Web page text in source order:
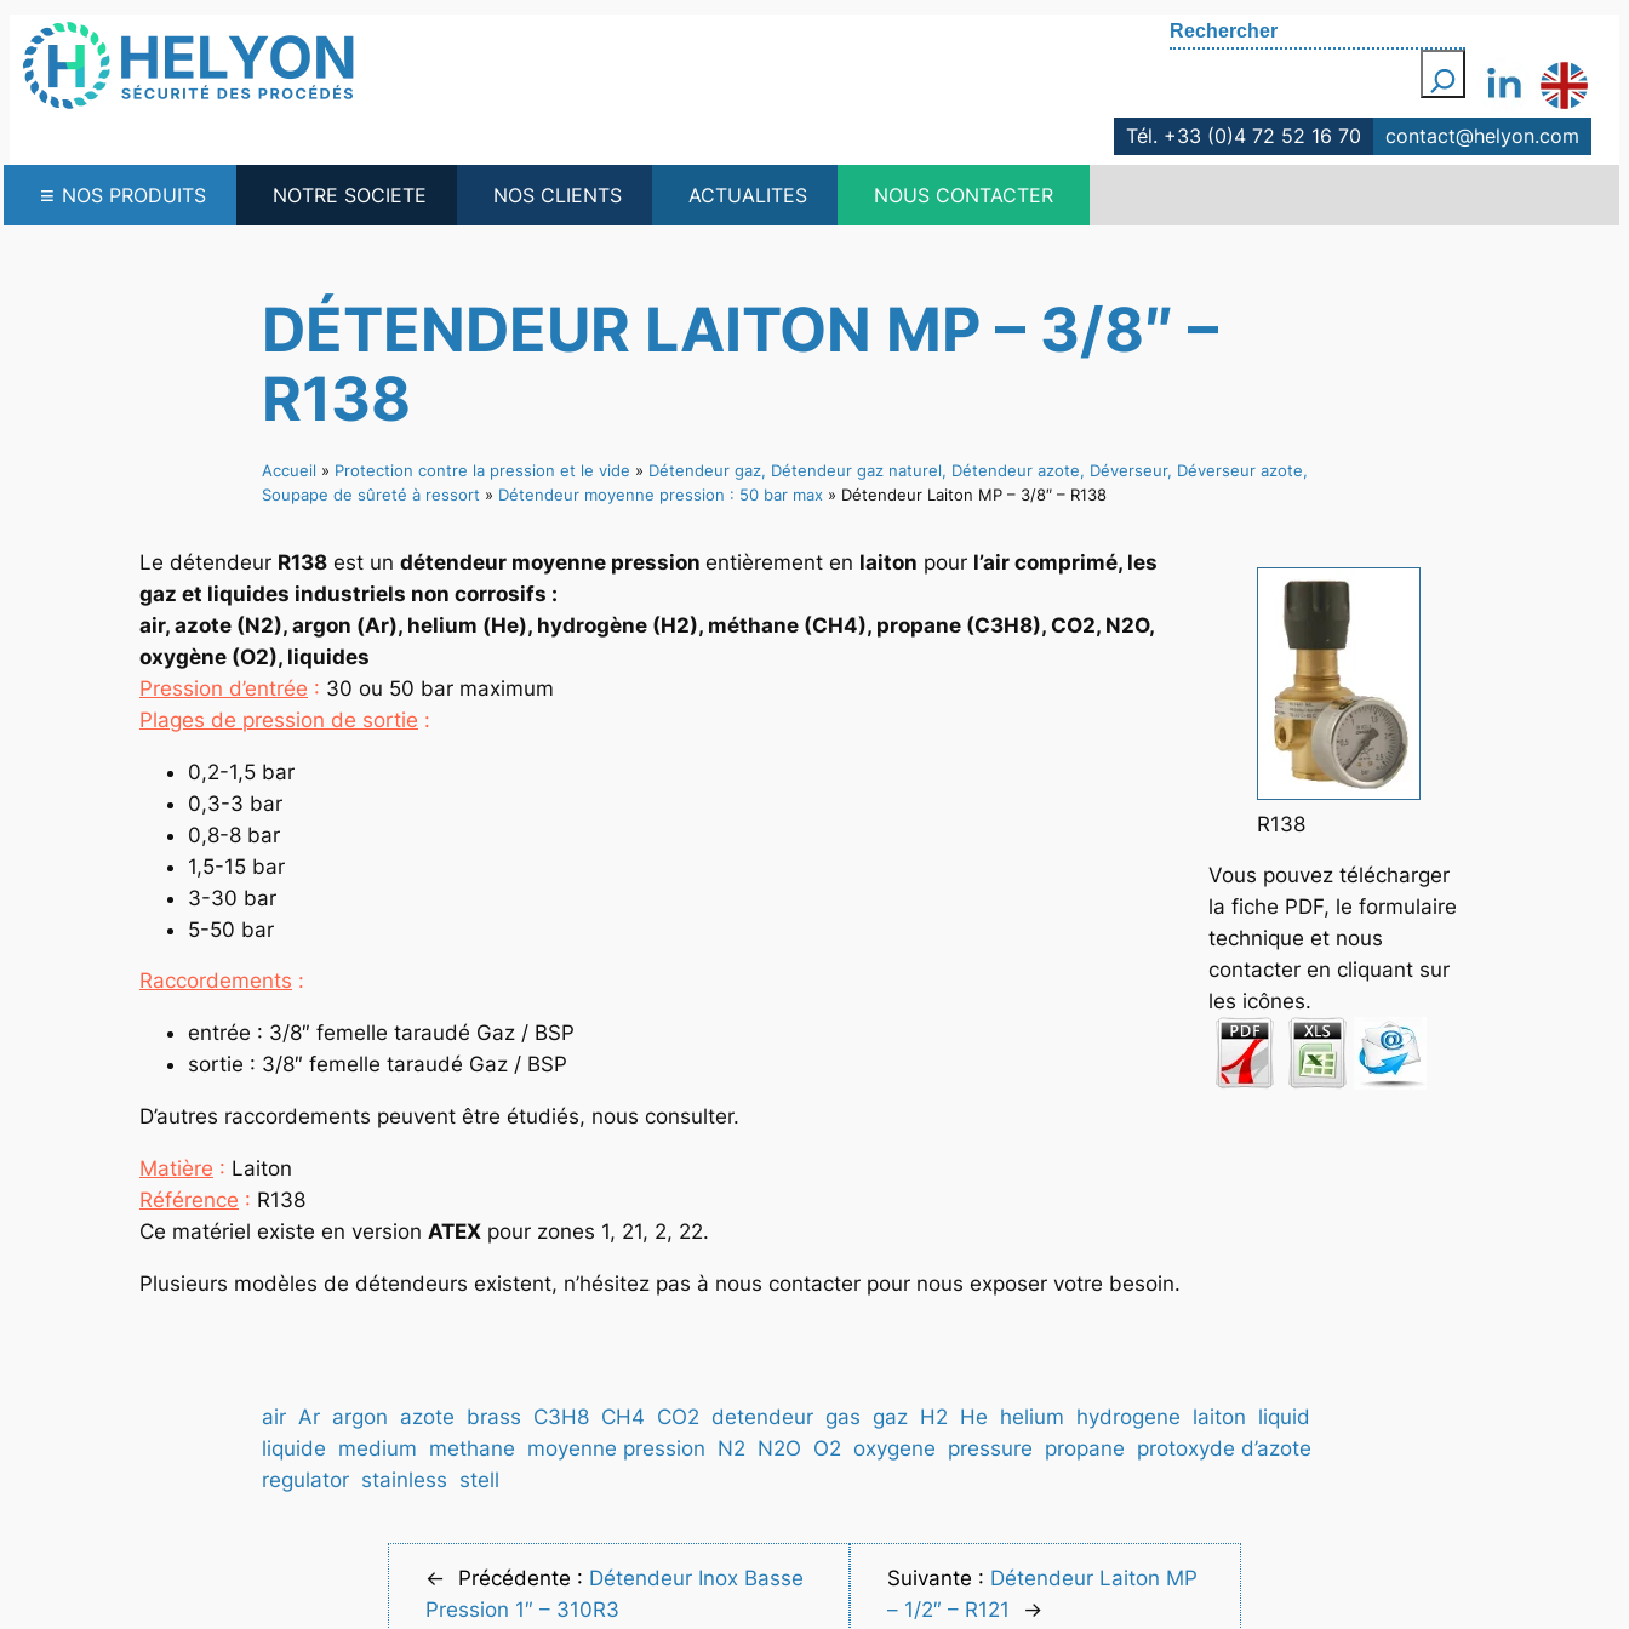
contenu
Rechercher
Tél. +33 (0)4 72 52 16 70 contact@helyon.com
≡ NOS PRODUITS NOTRE SOCIETE NOS CLIENTS ACTUALITES NOUS CONTACTER
DÉTENDEUR LAITON MP – 3/8″ –
R138
Accueil » Protection contre la pression et le vide » Détendeur gaz, Détendeur gaz naturel, Détendeur azote, Déverseur, Déverseur azote,
Soupape de sûreté à ressort » Détendeur moyenne pression : 50 bar max » Détendeur Laiton MP – 3/8″ – R138
Le détendeur R138 est un détendeur moyenne pression entièrement en laiton pour l’air comprimé, les
gaz et liquides industriels non corrosifs :
air, azote (N2), argon (Ar), helium (He), hydrogène (H2), méthane (CH4), propane (C3H8), CO2, N2O,
oxygène (O2), liquides
Pression d’entrée : 30 ou 50 bar maximum
Plages de pression de sortie :
0,2-1,5 bar
0,3-3 bar
0,8-8 bar
1,5-15 bar
3-30 bar
5-50 bar
Raccordements :
entrée : 3/8″ femelle taraudé Gaz / BSP
sortie : 3/8″ femelle taraudé Gaz / BSP
D’autres raccordements peuvent être étudiés, nous consulter.
Matière : Laiton
Référence : R138
Ce matériel existe en version ATEX pour zones 1, 21, 2, 22.
Plusieurs modèles de détendeurs existent, n’hésitez pas à nous contacter pour nous exposer votre besoin.
R138
Vous pouvez télécharger
la fiche PDF, le formulaire
technique et nous
contacter en cliquant sur
les icônes.
air Ar argon azote brass C3H8 CH4 CO2 detendeur gas gaz H2 He helium hydrogene laiton liquid
liquide medium methane moyenne pression N2 N2O O2 oxygene pressure propane protoxyde d’azote
regulator stainless stell
← Précédente : Détendeur Inox Basse
Pression 1″ – 310R3
Suivante : Détendeur Laiton MP
– 1/2″ – R121
→